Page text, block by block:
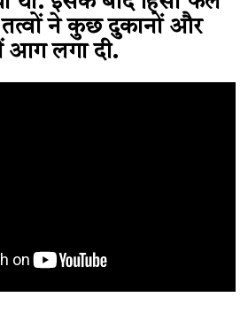
ने कुछ दुकानों और
आग लगा दी.